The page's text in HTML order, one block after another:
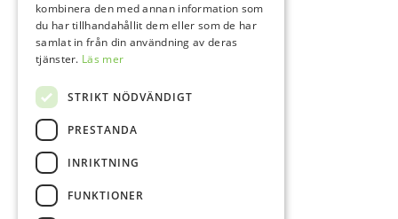
kombinera den med annan information som
du har tillhandahållit dem eller som de har
samlat in från din användning av deras
tjänster. Läs mer
STRIKT NÖDVÄNDIGT
PRESTANDA
INRIKTNING
FUNKTIONER